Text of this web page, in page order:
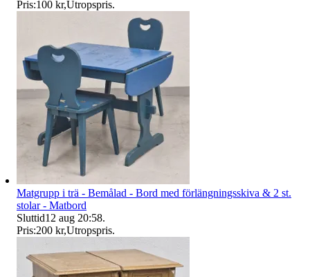
Pris:100 kr,Utropspris.
Matgrupp i trä - Bemålad - Bord med förlängningsskiva & 2 st.
stolar - Matbord
Sluttid12 aug 20:58.
Pris:200 kr,Utropspris.